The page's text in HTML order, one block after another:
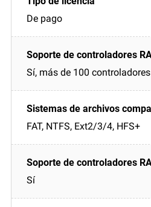
De pago
Sí, más de 100 controladores
FAT, NTFS, Ext2/3/4, HFS+
Sí